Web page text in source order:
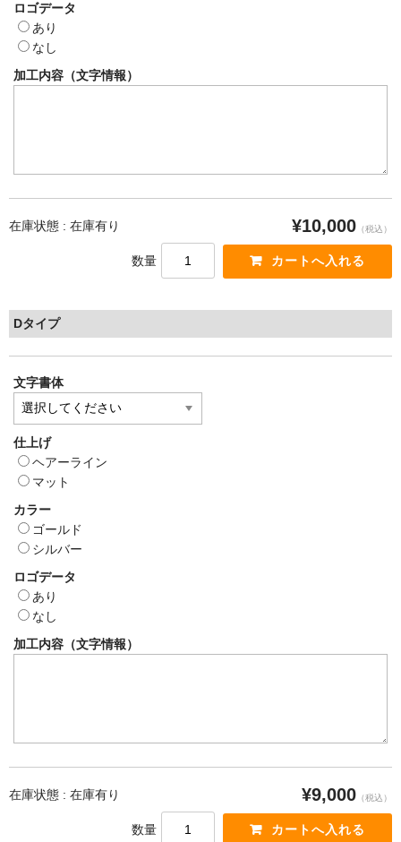
ロゴデータ
あり
なし
加工内容（文字情報）
在庫状態 : 在庫有り ¥10,000 （税込）
数量
Dタイプ
文字書体
仕上げ
ヘアーライン
マット
カラー
ゴールド
シルバー
ロゴデータ
あり
なし
加工内容（文字情報）
在庫状態 : 在庫有り ¥9,000 （税込）
数量